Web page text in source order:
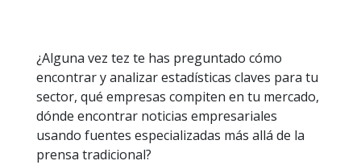
¿Alguna vez tez te has preguntado cómo
encontrar y analizar estadísticas claves para tu
sector, qué empresas compiten en tu mercado,
dónde encontrar noticias empresariales
usando fuentes especializadas más allá de la
prensa tradicional?